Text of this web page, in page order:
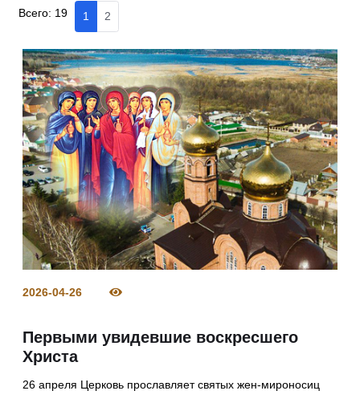
Всего: 19 1 2
2026-04-26
Первыми увидевшие воскресшего
Христа
26 апреля Церковь прославляет святых жен-мироносиц